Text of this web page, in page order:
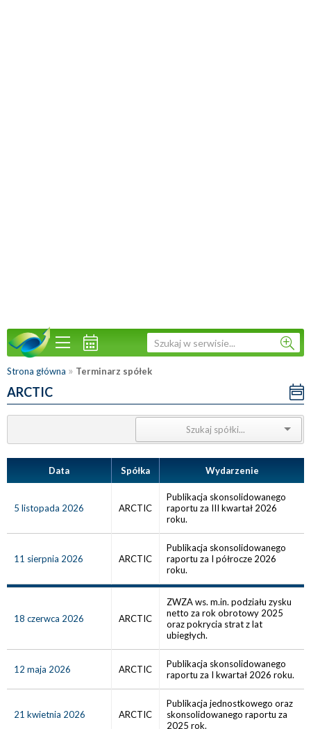
Strona główna » Terminarz spółek
ARCTIC
Data Spółka Wydarzenie
5 listopada 2026 ARCTIC
Publikacja skonsolidowanego
raportu za III kwartał 2026
roku.
11 sierpnia 2026 ARCTIC
Publikacja skonsolidowanego
raportu za I półrocze 2026
roku.
18 czerwca 2026 ARCTIC
ZWZA ws. m.in. podziału zysku
netto za rok obrotowy 2025
oraz pokrycia strat z lat
ubiegłych.
12 maja 2026 ARCTIC
Publikacja skonsolidowanego
raportu za I kwartał 2026 roku.
21 kwietnia 2026 ARCTIC
Publikacja jednostkowego oraz
skonsolidowanego raportu za
2025 rok.